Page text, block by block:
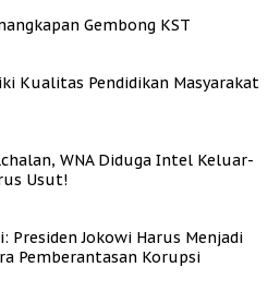
Gembong KST
Kualitas Pendidikan Masyarakat
WNA Diduga Intel Keluar-
Usut!
Presiden Jokowi Harus Menjadi
Pemberantasan Korupsi